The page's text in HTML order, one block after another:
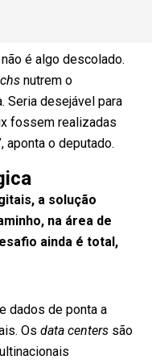
é algo descolado.
nutrem o
Seria desejável para
fossem realizadas
aponta o deputado.
a solução
na área de
ainda é total,
dados de ponta a
Os data centers são